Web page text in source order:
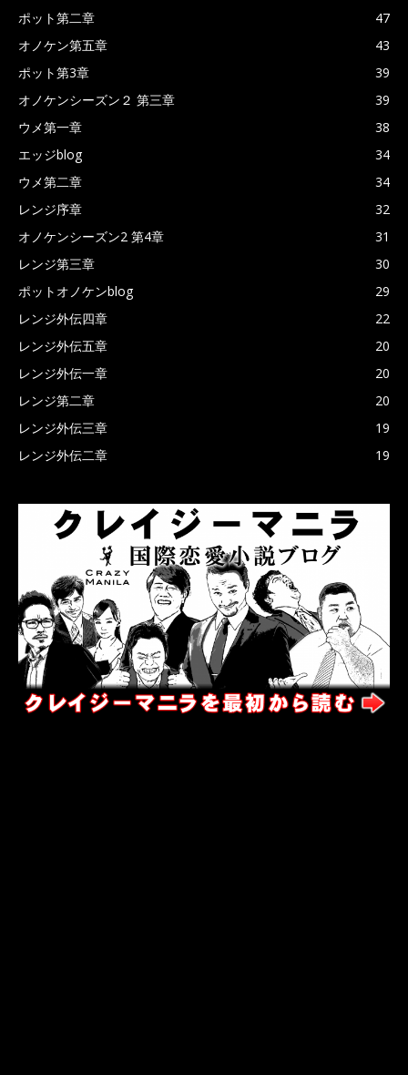
ポット第二章
47
オノケン第五章
43
ポット第3章
39
オノケンシーズン２ 第三章
39
ウメ第一章
38
エッジblog
34
ウメ第二章
34
レンジ序章
32
オノケンシーズン2 第4章
31
レンジ第三章
30
ポットオノケンblog
29
レンジ外伝四章
22
レンジ外伝五章
20
レンジ外伝一章
20
レンジ第二章
20
レンジ外伝三章
19
レンジ外伝二章
19